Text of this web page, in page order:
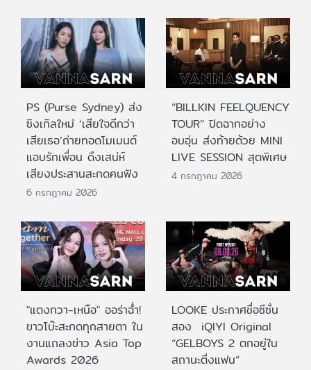
PS (Purse Sydney) ส่ง
ซิงเกิลใหม่ ‘เสียใจดีกว่า
เสียเธอ’ถ่ายทอดโมเมนต์
แอบรักเพื่อน ดึงเสน่ห์
เสียงประสานสะกดคนฟัง
6 กรกฎาคม 2026
“BILLKIN FEELQUENCY
TOUR” ปิดฉากอย่าง
อบอุ่น ส่งท้ายด้วย MINI
LIVE SESSION สุดพิเศษ
4 กรกฎาคม 2026
"แตงกวา-เหนือ" ออร่าฉ่ำ!
ขาวโบ๊ะสะกดทุกสายตา ใน
งานแถลงข่าว Asia Top
Awards 2026
LOOKE ประกาศชื่อซีซั่น
สอง iQIYI Original
“GELBOYS 2 ตกอยู่ใน
สถานะติ่งแฟน”